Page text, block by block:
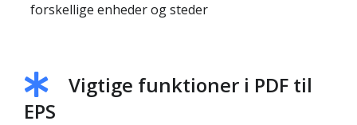
forskellige enheder og steder
Vigtige funktioner i PDF til
EPS